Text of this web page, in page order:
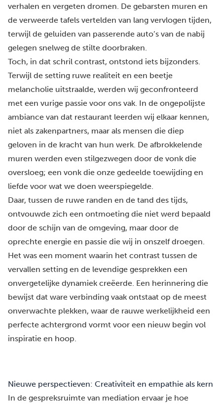
verhalen en vergeten dromen. De gebarsten muren en
de verweerde tafels vertelden van lang vervlogen tijden,
terwijl de geluiden van passerende auto’s van de nabij
gelegen snelweg de stilte doorbraken.
Toch, in dat schril contrast, ontstond iets bijzonders.
Terwijl de setting ruwe realiteit en een beetje
melancholie uitstraalde, werden wij geconfronteerd
met een vurige passie voor ons vak. In de ongepolijste
ambiance van dat restaurant leerden wij elkaar kennen,
niet als zakenpartners, maar als mensen die diep
geloven in de kracht van hun werk. De afbrokkelende
muren werden even stilgezwegen door de vonk die
oversloeg; een vonk die onze gedeelde toewijding en
liefde voor wat we doen weerspiegelde.
Daar, tussen de ruwe randen en de tand des tijds,
ontvouwde zich een ontmoeting die niet werd bepaald
door de schijn van de omgeving, maar door de
oprechte energie en passie die wij in onszelf droegen.
Het was een moment waarin het contrast tussen de
vervallen setting en de levendige gesprekken een
onvergetelijke dynamiek creëerde. Een herinnering die
bewijst dat ware verbinding vaak ontstaat op de meest
onverwachte plekken, waar de rauwe werkelijkheid een
perfecte achtergrond vormt voor een nieuw begin vol
inspiratie en hoop.
Nieuwe perspectieven: Creativiteit en empathie als kern
In de gespreksruimte van mediation ervaar je hoe